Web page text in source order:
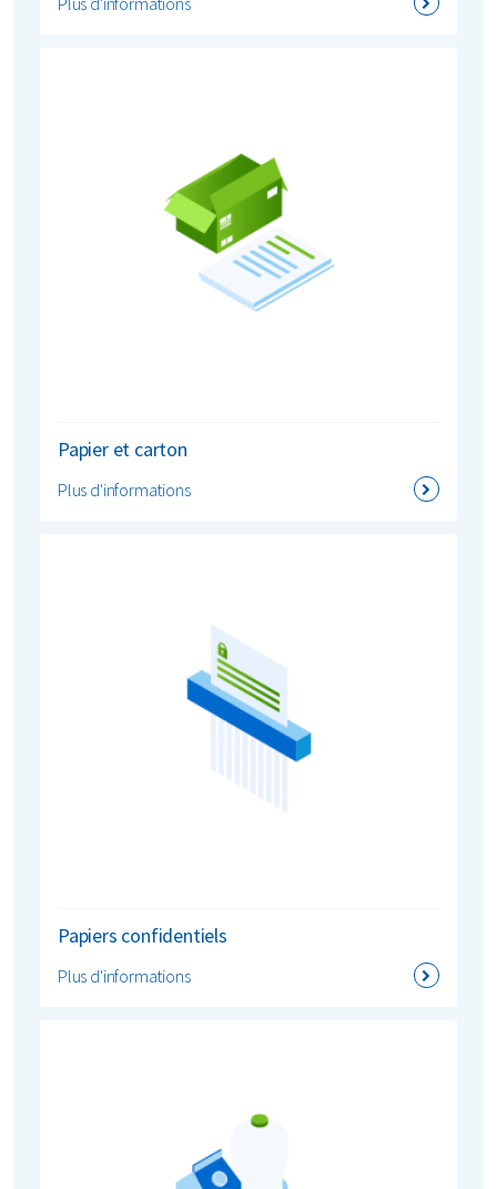
Papier et carton
Plus d'informations
Papiers confidentiels
Plus d'informations